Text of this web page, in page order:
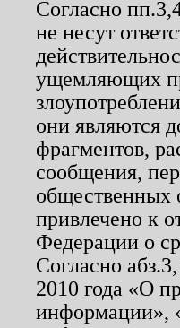
Согласно
не несут
ущемляющих
они являются
фрагментов,
сообщения,
общественных
привлечено к
Федерации о
Согласно
2010 года «О
информации»,